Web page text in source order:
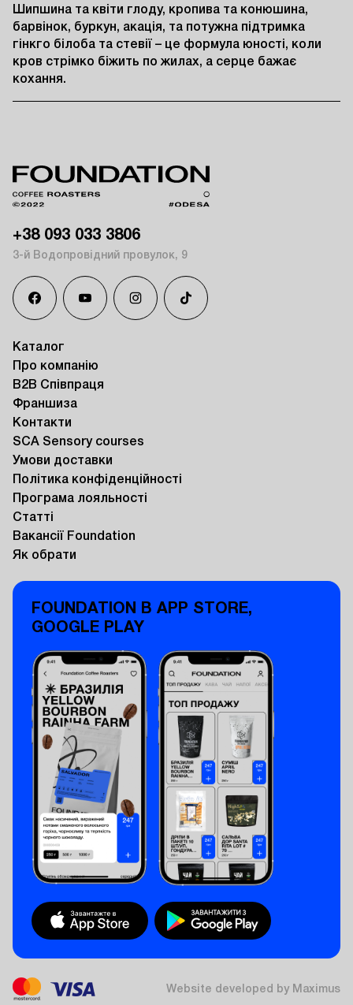
Шипшина та квіти глоду, кропива та конюшина,
барвінок, буркун, акація, та потужна підтримка
гінкго білоба та стевії – це формула юності, коли
кров стрімко біжить по жилах, а серце бажає
кохання.
+38 093 033 3806
3-й Водопровідний провулок, 9
Каталог
Про компанію
B2B Співпраця
Франшиза
Контакти
SCA Sensory courses
Умови доставки
Політика конфіденційності
Програма лояльності
Статті
Вакансії Foundation
Як обрати
FOUNDATION В APP STORE,
GOOGLE PLAY
Website developed by Maximus